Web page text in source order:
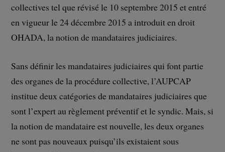
collectives tel que révisé le 10 septembre 2015 et entré
en vigueur le 24 décembre 2015 a introduit en droit
OHADA, la notion de mandataires judiciaires.
Sans définir les mandataires judiciaires qui font partie
des organes de la procédure collective, l’AUPCAP
institue deux catégories de mandataires judiciaires que
sont l’expert au règlement préventif et le syndic. Mais, si
la notion de mandataire est nouvelle, les deux organes
ne sont pas nouveaux puisqu’ils existaient sous